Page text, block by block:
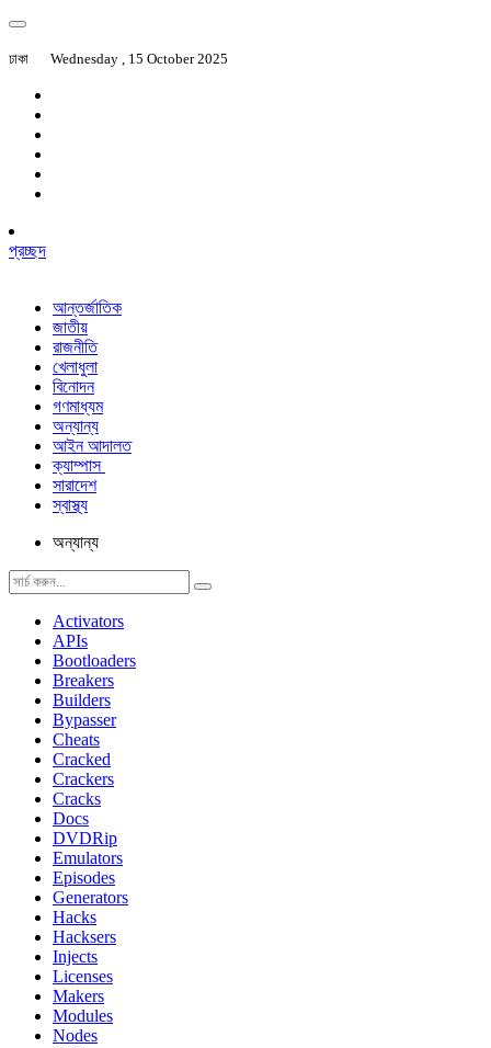
ঢাকা Wednesday , 15 October 2025
প্রচ্ছদ
আন্তর্জাতিক
জাতীয়
রাজনীতি
খেলাধুলা
বিনোদন
গণমাধ্যম
অন্যান্য
আইন আদালত
ক্যাম্পাস
সারাদেশ
স্বাস্থ্য
অন্যান্য
Activators
APIs
Bootloaders
Breakers
Builders
Bypasser
Cheats
Cracked
Crackers
Cracks
Docs
DVDRip
Emulators
Episodes
Generators
Hacks
Hacksers
Injects
Licenses
Makers
Modules
Nodes